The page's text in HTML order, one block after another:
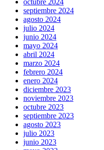
septiembre 2024
agosto 2024
julio 2024
junio 2024
mayo 2024
abril 2024
marzo 2024
febrero 2024
enero 2024
diciembre 2023
noviembre 2023
octubre 2023
septiembre 2023
agosto 2023
julio 2023
junio 2023